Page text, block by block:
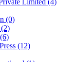
Limited (4)
(0)
(12)